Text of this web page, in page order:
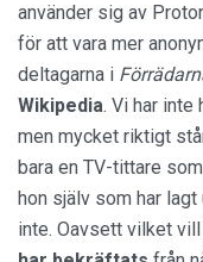
använder sig av
för att vara mer
deltagarna i
Wikipedia. Vi har inte
men mycket riktigt
bara en TV-tittare
hon själv som har
inte. Oavsett vilket